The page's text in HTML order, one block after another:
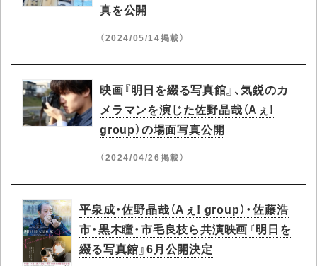
真を公開
（2024/05/14掲載）
映画『明日を綴る写真館』、気鋭のカ
メラマンを演じた佐野晶哉（Aぇ!
group）の場面写真公開
（2024/04/26掲載）
平泉成・佐野晶哉（Aぇ! group）・佐藤浩
市・黒木瞳・市毛良枝ら共演映画『明日を
綴る写真館』6月公開決定